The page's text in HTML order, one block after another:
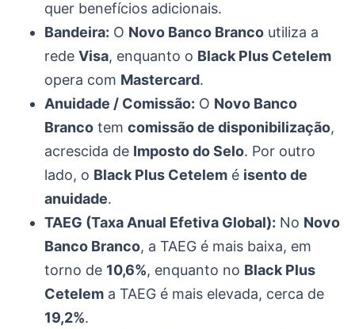
quer benefícios adicionais.
Bandeira: O Novo Banco Branco utiliza a
rede Visa, enquanto o Black Plus Cetelem
opera com Mastercard.
Anuidade / Comissão: O Novo Banco
Branco tem comissão de disponibilização,
acrescida de Imposto do Selo. Por outro
lado, o Black Plus Cetelem é isento de
anuidade.
TAEG (Taxa Anual Efetiva Global): No Novo
Banco Branco, a TAEG é mais baixa, em
torno de 10,6%, enquanto no Black Plus
Cetelem a TAEG é mais elevada, cerca de
19,2%.